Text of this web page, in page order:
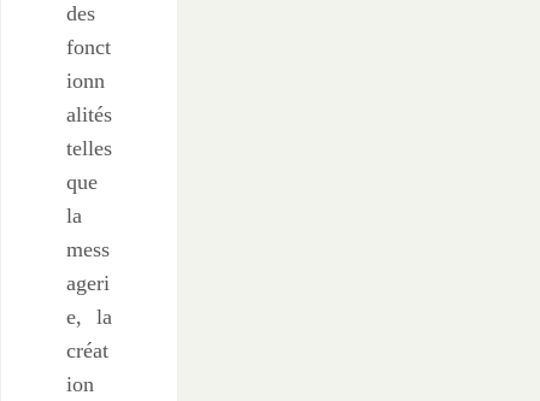
des
fonct
ionn
alités
telles
que
la
mess
ageri
e, la
créat
ion